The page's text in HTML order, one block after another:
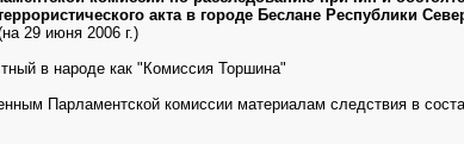
акта в городе Беслане Республики
29 июня 2006 г.)
в народе как "Комиссия Торшина"
Парламентской комиссии материалам следствия в